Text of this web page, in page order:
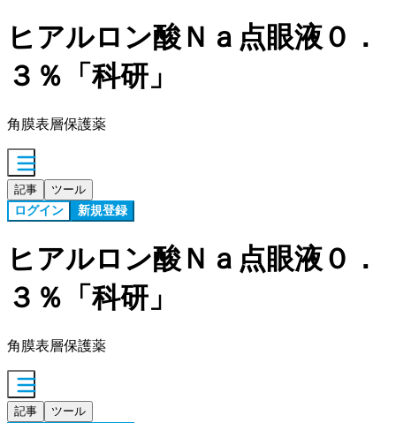
ヒアルロン酸Ｎａ点眼液０．
３％「科研」
角膜表層保護薬
記事 ツール
ログイン 新規登録
ヒアルロン酸Ｎａ点眼液０．
３％「科研」
角膜表層保護薬
記事 ツール